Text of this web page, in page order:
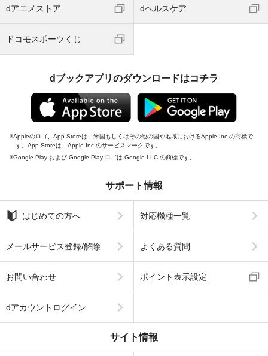
dアニメストア dヘルスケア
ドコモスポーツくじ
dブックアプリのダウンロードはコチラ
Appleのロゴ、App Storeは、米国もしくはその他の国や地域におけるApple Inc.の商標で
す。App Storeは、Apple Inc.のサービスマークです。
Google Play および Google Play ロゴは Google LLC の商標です。
サポート情報
はじめての方へ 対応機種一覧
メールサービス登録/解除 よくある質問
お問い合わせ ポイント表示設定
dアカウントログイン
サイト情報